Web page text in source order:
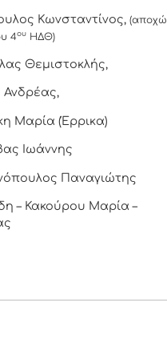
Κωνσταντίνος,
4ουΗΔΘ)
Θεμιστοκλής,
Ανδρέας,
Μαρία (Έρρικα)
Ιωάννης
Παναγιώτης
– Κακούρου Μαρία –